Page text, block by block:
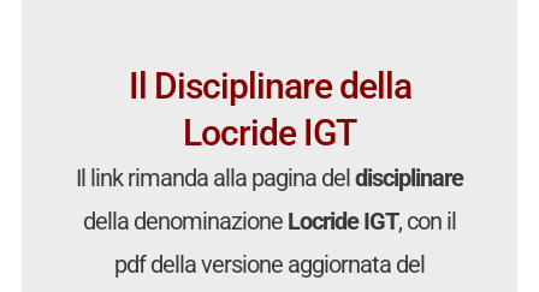
Il Disciplinare della
Locride IGT
Il link rimanda alla pagina deldisciplinare
della denominazione Locride IGT, con il
pdf della versione aggiornata del